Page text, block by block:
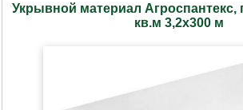
Укрывной материал Агроспантекс,
кв.м 3,2х300 м